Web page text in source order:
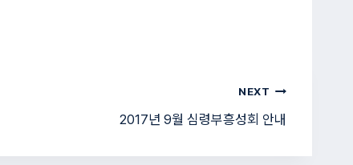
NEXT
2017년 9월 심령부흥성회 안내